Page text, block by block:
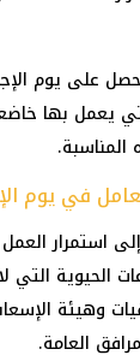
على يوم
يعمل بها
في يوم
استمرار العمل
الحيوية
وهيئة
العامة.